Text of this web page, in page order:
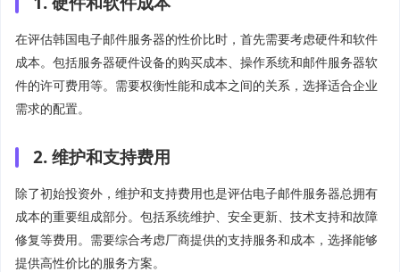
在评估韩国电子邮件服务器的性价比时，首先需要考虑硬件和软件
成本。包括服务器硬件设备的购买成本、操作系统和邮件服务器软
件的许可费用等。需要权衡性能和成本之间的关系，选择适合企业
需求的配置。
2. 维护和支持费用
除了初始投资外，维护和支持费用也是评估电子邮件服务器总拥有
成本的重要组成部分。包括系统维护、安全更新、技术支持和故障
修复等费用。需要综合考虑厂商提供的支持服务和成本，选择能够
提供高性价比的服务方案。